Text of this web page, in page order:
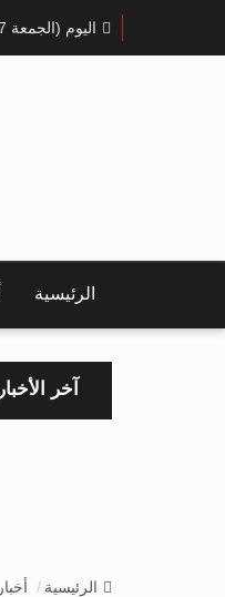
اليوم (الجمعة 07 أغسطس 2026)
الرئيسية
آخر الأخبار
الرئيسية أخبار